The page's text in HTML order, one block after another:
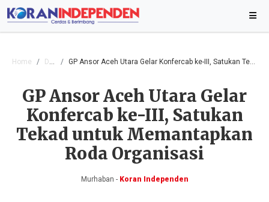
Home Daerah GP Ansor Aceh Utara Gelar Konfercab ke-III, Satukan Tekad untuk Memantapkan Roda Organisasi
GP Ansor Aceh Utara Gelar
Konfercab ke-III, Satukan
Tekad untuk Memantapkan
Roda Organisasi
Murhaban -Koran Independen